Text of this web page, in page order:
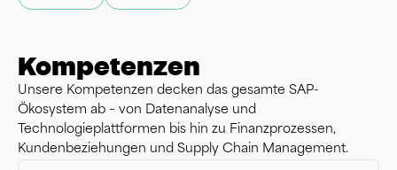
Kompetenzen
Unsere Kompetenzen decken das gesamte SAP-
Ökosystem ab – von Datenanalyse und
Technologieplattformen bis hin zu Finanzprozessen,
Kundenbeziehungen und Supply Chain Management.